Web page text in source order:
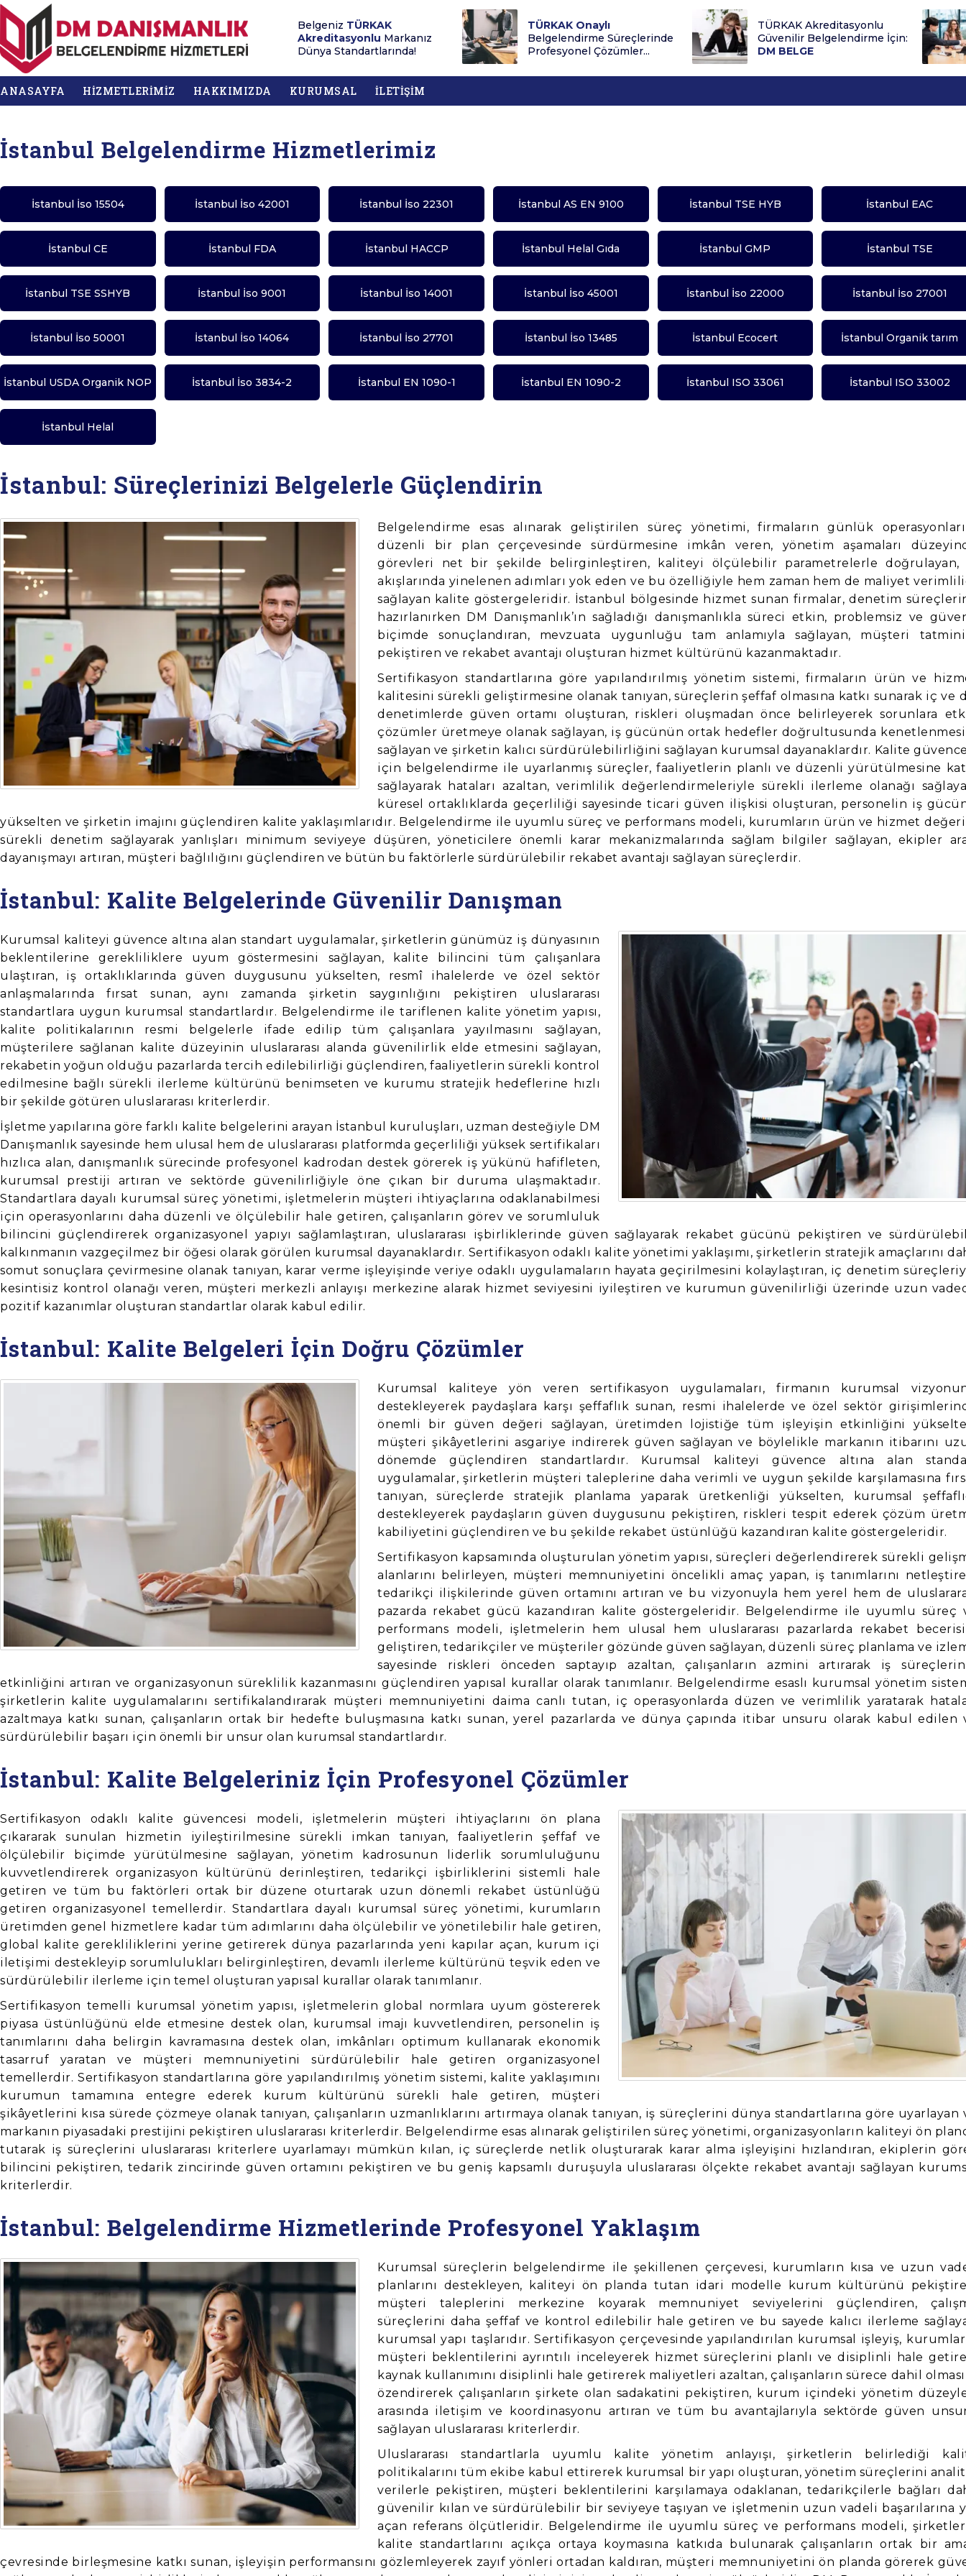
Belgeniz TÜRKAK
Akreditasyonlu Markanız
Dünya Standartlarında!
TÜRKAK Onaylı
Belgelendirme Süreçlerinde
Profesyonel Çözümler...
TÜRKAK Akreditasyonlu
Güvenilir Belgelendirme İçin:
DM BELGE
ANASAYFA HİZMETLERİMİZ HAKKIMIZDA KURUMSAL İLETİŞİM
İstanbul Belgelendirme Hizmetlerimiz
İstanbul İso 15504 İstanbul İso 42001 İstanbul İso 22301 İstanbul AS EN 9100 İstanbul TSE HYB İstanbul EAC
İstanbul CE İstanbul FDA İstanbul HACCP İstanbul Helal Gıda İstanbul GMP İstanbul TSE
İstanbul TSE SSHYB İstanbul İso 9001 İstanbul İso 14001 İstanbul İso 45001 İstanbul İso 22000 İstanbul İso 27001
İstanbul İso 50001 İstanbul İso 14064 İstanbul İso 27701 İstanbul İso 13485 İstanbul Ecocert İstanbul Organik tarım
İstanbul USDA Organik NOP İstanbul İso 3834-2 İstanbul EN 1090-1 İstanbul EN 1090-2 İstanbul ISO 33061 İstanbul ISO 33002
İstanbul Helal
İstanbul: Süreçlerinizi Belgelerle Güçlendirin
Belgelendirme esas alınarak geliştirilen süreç yönetimi, firmaların günlük
düzenli bir plan çerçevesinde sürdürmesine imkân veren, yönetim aşamaları
görevleri net bir şekilde belirginleştiren, kaliteyi ölçülebilir parametrelerle doğrulayan,
akışlarında yinelenen adımları yok eden ve bu özelliğiyle hem zaman hem de maliyet
sağlayan kalite göstergeleridir. İstanbul bölgesinde hizmet sunan firmalar, denetim
hazırlanırken DM Danışmanlık’ın sağladığı danışmanlıkla süreci etkin, problemsiz ve
biçimde sonuçlandıran, mevzuata uygunluğu tam anlamıyla sağlayan, müşteri
pekiştiren ve rekabet avantajı oluşturan hizmet kültürünü kazanmaktadır.
Sertifikasyon standartlarına göre yapılandırılmış yönetim sistemi, firmaların ürün ve
kalitesini sürekli geliştirmesine olanak tanıyan, süreçlerin şeffaf olmasına katkı sunarak iç ve
denetimlerde güven ortamı oluşturan, riskleri oluşmadan önce belirleyerek sorunlara
çözümler üretmeye olanak sağlayan, iş gücünün ortak hedefler doğrultusunda
sağlayan ve şirketin kalıcı sürdürülebilirliğini sağlayan kurumsal dayanaklardır. Kalite
için belgelendirme ile uyarlanmış süreçler, faaliyetlerin planlı ve düzenli yürütülmesine
sağlayarak hataları azaltan, verimlilik değerlendirmeleriyle sürekli ilerleme olanağı
küresel ortaklıklarda geçerliliği sayesinde ticari güven ilişkisi oluşturan, personelin iş
yükselten ve şirketin imajını güçlendiren kalite yaklaşımlarıdır. Belgelendirme ile uyumlu süreç ve performans modeli, kurumların ürün ve hizmet
sürekli denetim sağlayarak yanlışları minimum seviyeye düşüren, yöneticilere önemli karar mekanizmalarında sağlam bilgiler sağlayan, ekipler
dayanışmayı artıran, müşteri bağlılığını güçlendiren ve bütün bu faktörlerle sürdürülebilir rekabet avantajı sağlayan süreçlerdir.
İstanbul: Kalite Belgelerinde Güvenilir Danışman
Kurumsal kaliteyi güvence altına alan standart uygulamalar, şirketlerin günümüz iş dünyasının
beklentilerine gerekliliklere uyum göstermesini sağlayan, kalite bilincini tüm çalışanlara
ulaştıran, iş ortaklıklarında güven duygusunu yükselten, resmî ihalelerde ve özel sektör
anlaşmalarında fırsat sunan, aynı zamanda şirketin saygınlığını pekiştiren uluslararası
standartlara uygun kurumsal standartlardır. Belgelendirme ile tariflenen kalite yönetim yapısı,
kalite politikalarının resmi belgelerle ifade edilip tüm çalışanlara yayılmasını sağlayan,
müşterilere sağlanan kalite düzeyinin uluslararası alanda güvenilirlik elde etmesini sağlayan,
rekabetin yoğun olduğu pazarlarda tercih edilebilirliği güçlendiren, faaliyetlerin sürekli kontrol
edilmesine bağlı sürekli ilerleme kültürünü benimseten ve kurumu stratejik hedeflerine hızlı
bir şekilde götüren uluslararası kriterlerdir.
İşletme yapılarına göre farklı kalite belgelerini arayan İstanbul kuruluşları, uzman desteğiyle DM
Danışmanlık sayesinde hem ulusal hem de uluslararası platformda geçerliliği yüksek sertifikaları
hızlıca alan, danışmanlık sürecinde profesyonel kadrodan destek görerek iş yükünü hafifleten,
kurumsal prestiji artıran ve sektörde güvenilirliğiyle öne çıkan bir duruma ulaşmaktadır.
Standartlara dayalı kurumsal süreç yönetimi, işletmelerin müşteri ihtiyaçlarına odaklanabilmesi
için operasyonlarını daha düzenli ve ölçülebilir hale getiren, çalışanların görev ve sorumluluk
bilincini güçlendirerek organizasyonel yapıyı sağlamlaştıran, uluslararası işbirliklerinde güven sağlayarak rekabet gücünü pekiştiren ve
kalkınmanın vazgeçilmez bir öğesi olarak görülen kurumsal dayanaklardır. Sertifikasyon odaklı kalite yönetimi yaklaşımı, şirketlerin stratejik amaçlarını
somut sonuçlara çevirmesine olanak tanıyan, karar verme işleyişinde veriye odaklı uygulamaların hayata geçirilmesini kolaylaştıran, iç denetim
kesintisiz kontrol olanağı veren, müşteri merkezli anlayışı merkezine alarak hizmet seviyesini iyileştiren ve kurumun güvenilirliği üzerinde uzun
pozitif kazanımlar oluşturan standartlar olarak kabul edilir.
İstanbul: Kalite Belgeleri İçin Doğru Çözümler
Kurumsal kaliteye yön veren sertifikasyon uygulamaları, firmanın kurumsal
destekleyerek paydaşlara karşı şeffaflık sunan, resmi ihalelerde ve özel sektör
önemli bir güven değeri sağlayan, üretimden lojistiğe tüm işleyişin etkinliğini
müşteri şikâyetlerini asgariye indirerek güven sağlayan ve böylelikle markanın itibarını
dönemde güçlendiren standartlardır. Kurumsal kaliteyi güvence altına alan
uygulamalar, şirketlerin müşteri taleplerine daha verimli ve uygun şekilde karşılamasına
tanıyan, süreçlerde stratejik planlama yaparak üretkenliği yükselten, kurumsal
destekleyerek paydaşların güven duygusunu pekiştiren, riskleri tespit ederek çözüm
kabiliyetini güçlendiren ve bu şekilde rekabet üstünlüğü kazandıran kalite göstergeleridir.
Sertifikasyon kapsamında oluşturulan yönetim yapısı, süreçleri değerlendirerek sürekli
alanlarını belirleyen, müşteri memnuniyetini öncelikli amaç yapan, iş tanımlarını
tedarikçi ilişkilerinde güven ortamını artıran ve bu vizyonuyla hem yerel hem de
pazarda rekabet gücü kazandıran kalite göstergeleridir. Belgelendirme ile uyumlu süreç
performans modeli, işletmelerin hem ulusal hem uluslararası pazarlarda rekabet
geliştiren, tedarikçiler ve müşteriler gözünde güven sağlayan, düzenli süreç planlama ve
sayesinde riskleri önceden saptayıp azaltan, çalışanların azmini artırarak iş
etkinliğini artıran ve organizasyonun süreklilik kazanmasını güçlendiren yapısal kurallar olarak tanımlanır. Belgelendirme esaslı kurumsal yönetim
şirketlerin kalite uygulamalarını sertifikalandırarak müşteri memnuniyetini daima canlı tutan, iç operasyonlarda düzen ve verimlilik yaratarak
azaltmaya katkı sunan, çalışanların ortak bir hedefte buluşmasına katkı sunan, yerel pazarlarda ve dünya çapında itibar unsuru olarak kabul edilen
sürdürülebilir başarı için önemli bir unsur olan kurumsal standartlardır.
İstanbul: Kalite Belgeleriniz İçin Profesyonel Çözümler
Sertifikasyon odaklı kalite güvencesi modeli, işletmelerin müşteri ihtiyaçlarını ön plana
çıkararak sunulan hizmetin iyileştirilmesine sürekli imkan tanıyan, faaliyetlerin şeffaf ve
ölçülebilir biçimde yürütülmesine sağlayan, yönetim kadrosunun liderlik sorumluluğunu
kuvvetlendirerek organizasyon kültürünü derinleştiren, tedarikçi işbirliklerini sistemli hale
getiren ve tüm bu faktörleri ortak bir düzene oturtarak uzun dönemli rekabet üstünlüğü
getiren organizasyonel temellerdir. Standartlara dayalı kurumsal süreç yönetimi, kurumların
üretimden genel hizmetlere kadar tüm adımlarını daha ölçülebilir ve yönetilebilir hale getiren,
global kalite gerekliliklerini yerine getirerek dünya pazarlarında yeni kapılar açan, kurum içi
iletişimi destekleyip sorumlulukları belirginleştiren, devamlı ilerleme kültürünü teşvik eden ve
sürdürülebilir ilerleme için temel oluşturan yapısal kurallar olarak tanımlanır.
Sertifikasyon temelli kurumsal yönetim yapısı, işletmelerin global normlara uyum göstererek
piyasa üstünlüğünü elde etmesine destek olan, kurumsal imajı kuvvetlendiren, personelin iş
tanımlarını daha belirgin kavramasına destek olan, imkânları optimum kullanarak ekonomik
tasarruf yaratan ve müşteri memnuniyetini sürdürülebilir hale getiren organizasyonel
temellerdir. Sertifikasyon standartlarına göre yapılandırılmış yönetim sistemi, kalite yaklaşımını
kurumun tamamına entegre ederek kurum kültürünü sürekli hale getiren, müşteri
şikâyetlerini kısa sürede çözmeye olanak tanıyan, çalışanların uzmanlıklarını artırmaya olanak tanıyan, iş süreçlerini dünya standartlarına göre uyarlayan
markanın piyasadaki prestijini pekiştiren uluslararası kriterlerdir. Belgelendirme esas alınarak geliştirilen süreç yönetimi, organizasyonların kaliteyi ön
tutarak iş süreçlerini uluslararası kriterlere uyarlamayı mümkün kılan, iç süreçlerde netlik oluşturarak karar alma işleyişini hızlandıran, ekiplerin
bilincini pekiştiren, tedarik zincirinde güven ortamını pekiştiren ve bu geniş kapsamlı duruşuyla uluslararası ölçekte rekabet avantajı sağlayan
kriterlerdir.
İstanbul: Belgelendirme Hizmetlerinde Profesyonel Yaklaşım
Kurumsal süreçlerin belgelendirme ile şekillenen çerçevesi, kurumların kısa ve uzun
planlarını destekleyen, kaliteyi ön planda tutan idari modelle kurum kültürünü
müşteri taleplerini merkezine koyarak memnuniyet seviyelerini güçlendiren,
süreçlerini daha şeffaf ve kontrol edilebilir hale getiren ve bu sayede kalıcı ilerleme
kurumsal yapı taşlarıdır. Sertifikasyon çerçevesinde yapılandırılan kurumsal işleyiş,
müşteri beklentilerini ayrıntılı inceleyerek hizmet süreçlerini planlı ve disiplinli hale
kaynak kullanımını disiplinli hale getirerek maliyetleri azaltan, çalışanların sürece dahil
özendirerek çalışanların şirkete olan sadakatini pekiştiren, kurum içindeki yönetim
arasında iletişim ve koordinasyonu artıran ve tüm bu avantajlarıyla sektörde güven
sağlayan uluslararası kriterlerdir.
Uluslararası standartlarla uyumlu kalite yönetim anlayışı, şirketlerin belirlediği
politikalarını tüm ekibe kabul ettirerek kurumsal bir yapı oluşturan, yönetim süreçlerini
verilerle pekiştiren, müşteri beklentilerini karşılamaya odaklanan, tedarikçilerle bağları
güvenilir kılan ve sürdürülebilir bir seviyeye taşıyan ve işletmenin uzun vadeli başarılarına
açan referans ölçütleridir. Belgelendirme ile uyumlu süreç ve performans modeli,
kalite standartlarını açıkça ortaya koymasına katkıda bulunarak çalışanların ortak bir
çevresinde birleşmesine katkı sunan, işleyişin performansını gözlemleyerek zayıf yönleri ortadan kaldıran, müşteri memnuniyetini ön planda görerek